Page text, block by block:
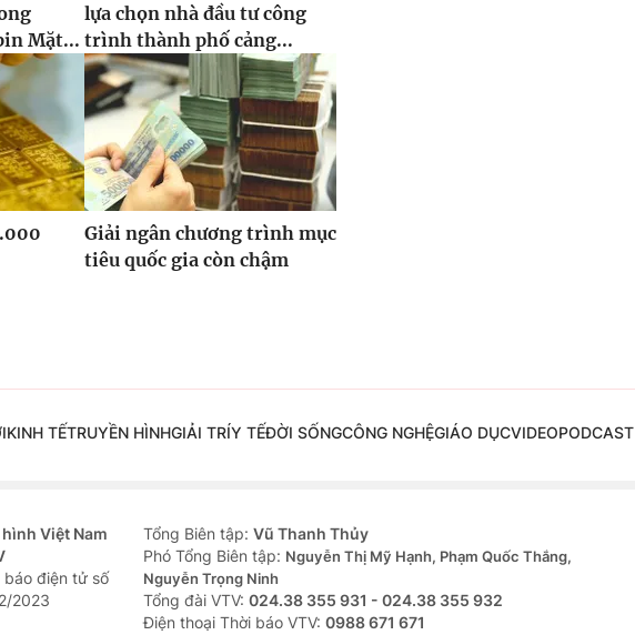
Mặt...
lựa chọn nhà đầu tư công
trình thành phố cảng...
Giải ngân chương trình mục
tiêu quốc gia còn chậm
KINH TẾTRUYỀN HÌNHGIẢI TRÍY TẾĐỜI SỐNGCÔNG NGHỆGIÁO DỤCVIDEOPODCAST
Việt Nam
điện tử số
2023
Tổng Biên tập: Vũ Thanh Thủy
Phó Tổng Biên tập: Nguyễn Thị Mỹ Hạnh, Phạm Quốc Thắng,
Nguyễn Trọng Ninh
Tổng đài VTV: 024.38 355 931 - 024.38 355 932
Ðiện thoại Thời báo VTV: 0988 671 671